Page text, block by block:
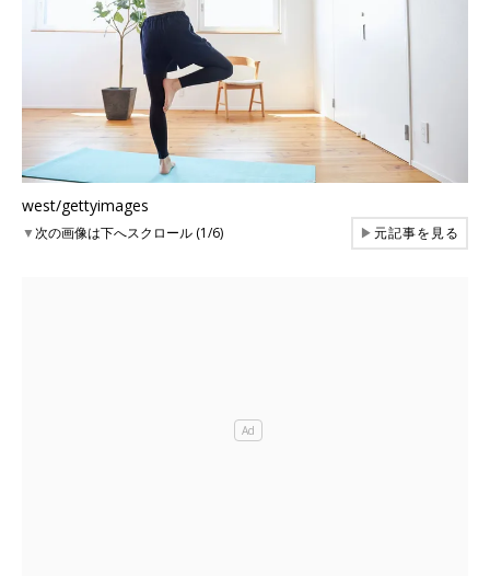
west/gettyimages
▼次の画像は下へスクロール (1/6) ▶元記事を見る